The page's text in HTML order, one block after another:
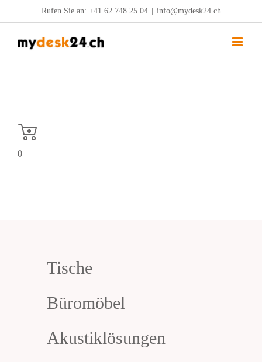
Inhalt
springen
Rufen Sie an: +41 62 748 25 04 info@mydesk24.ch
0
Tische
Büromöbel
Akustiklösungen